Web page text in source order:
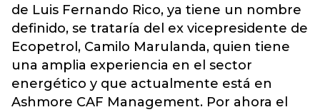
de Luis Fernando Rico, ya tiene un nombre
definido, se trataría del ex vicepresidente de
Ecopetrol, Camilo Marulanda, quien tiene
una amplia experiencia en el sector
energético y que actualmente está en
Ashmore CAF Management. Por ahora el